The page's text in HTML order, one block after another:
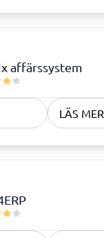
affärssystem
LÄS MER